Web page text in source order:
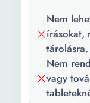
Szín:
Hosszúság:
Szélesség:
Nem
írásokat,
tárolásra.
Nem
vagy